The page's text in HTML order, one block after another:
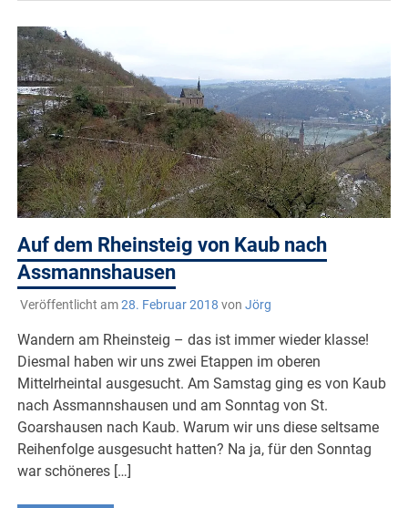
Auf dem Rheinsteig von Kaub nach
Assmannshausen
Veröffentlicht am28. Februar 2018 von Jörg
Wandern am Rheinsteig – das ist immer wieder klasse!
Diesmal haben wir uns zwei Etappen im oberen
Mittelrheintal ausgesucht. Am Samstag ging es von Kaub
nach Assmannshausen und am Sonntag von St.
Goarshausen nach Kaub. Warum wir uns diese seltsame
Reihenfolge ausgesucht hatten? Na ja, für den Sonntag
war schöneres […]